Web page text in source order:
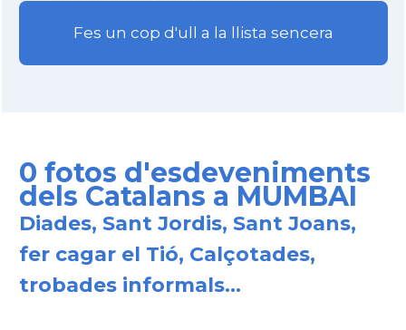
Fes un cop d'ull a la llista sencera
0 fotos d'esdeveniments
dels Catalans a MUMBAI
Diades, Sant Jordis, Sant Joans,
fer cagar el Tió, Calçotades,
trobades informals...